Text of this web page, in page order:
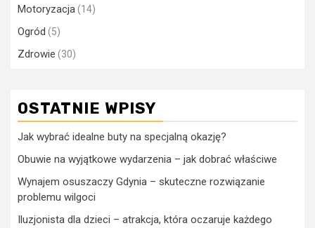
Motoryzacja(14)
Ogród (5)
Zdrowie (30)
OSTATNIE WPISY
Jak wybrać idealne buty na specjalną okazję?
Obuwie na wyjątkowe wydarzenia – jak dobrać właściwe
Wynajem osuszaczy Gdynia – skuteczne rozwiązanie
problemu wilgoci
Iluzjonista dla dzieci – atrakcja, która oczaruje każdego